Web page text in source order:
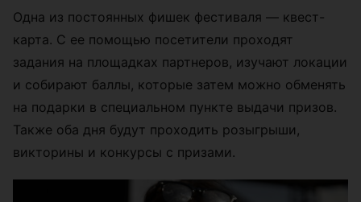
Одна из постоянных фишек фестиваля — квест-
карта. С ее помощью посетители проходят
задания на площадках партнеров, изучают локации
и собирают баллы, которые затем можно обменять
на подарки в специальном пункте выдачи призов.
Также оба дня будут проходить розыгрыши,
викторины и конкурсы с призами.